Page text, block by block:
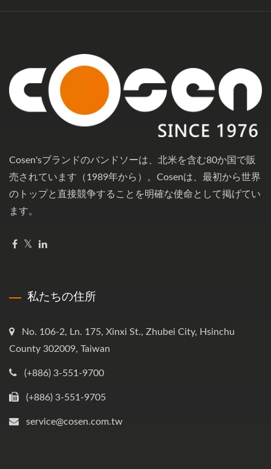
Cosen'sブランドのバンドソーは、北米を含む80か国で販
売されています（1989年から）。Cosenは、最初から世界
のトップと直接競争することを明確な使命として掲げてい
ます。
私たちの住所
No. 106-2, Ln. 175, Xinxi St., Zhubei City, Hsinchu
County 302009, Taiwan
(+886) 3-551-9700
(+886) 3-551-9705
service@cosen.com.tw